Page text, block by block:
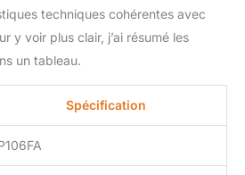
techniques cohérentes avec
y voir plus clair, j’ai résumé les
un tableau.
Spécification